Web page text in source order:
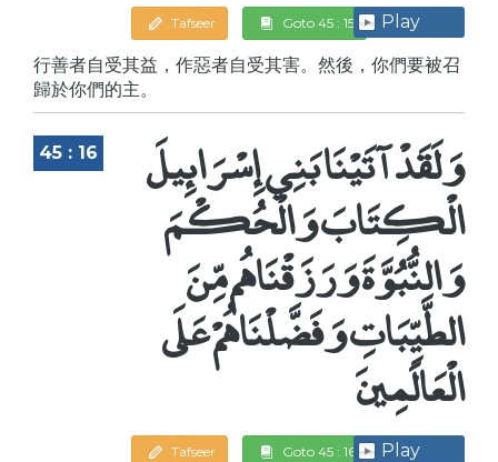
Tafseer Goto 45 : 15 Play
行善者自受其益，作惡者自受其害。然後，你們要被召
歸於你們的主。
45 : 16 وَلَقَدْ آتَيْنَا بَنِي إِسْرَائِيلَ
الْكِتَابَ وَالْحُكْمَ
وَالنُّبُوَّةَ وَرَزَقْنَاهُم مِّنَ
الطَّيِّبَاتِ وَفَضَّلْنَاهُمْ عَلَى
الْعَالَمِينَ
Tafseer Goto 45 : 16 Play